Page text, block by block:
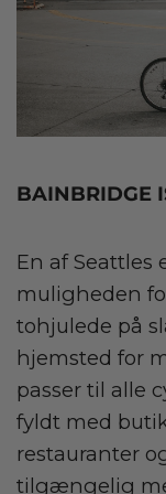
BAINBRIDGE
En af Seattles
muligheden
tohjulede på
hjemsted for
passer til alle
fyldt med
restauranter
tilgængelig